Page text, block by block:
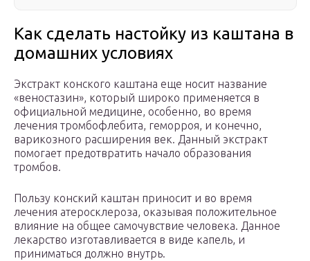
Как сделать настойку из каштана в
домашних условиях
Экстракт конского каштана еще носит название
«веностазин», который широко применяется в
официальной медицине, особенно, во время
лечения тромбофлебита, геморроя, и конечно,
варикозного расширения век. Данный экстракт
помогает предотвратить начало образования
тромбов.
Пользу конский каштан приносит и во время
лечения атеросклероза, оказывая положительное
влияние на общее самочувствие человека. Данное
лекарство изготавливается в виде капель, и
приниматься должно внутрь.